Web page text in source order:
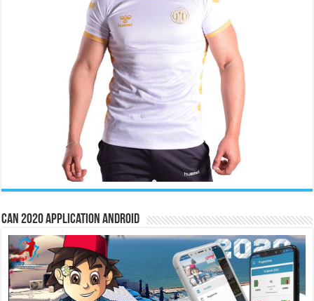
CAN 2020 Application Android